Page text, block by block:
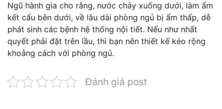
Ngũ hành gia cho rằng, nước chảy xuống dưới, làm ẩm
kết cấu bên dưới, về lâu dài phòng ngủ bị ẩm thấp, dễ
phát sinh các bệnh hệ thống nội tiết. Nếu như nhất
quyết phải đặt trên lầu, thì bạn nên thiết kế kéo rộng
khoảng cách với phòng ngủ.
Đánh giá post